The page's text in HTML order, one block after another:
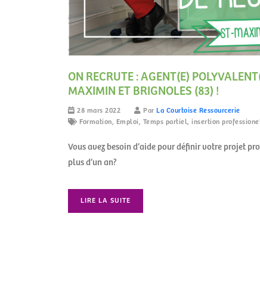
ON RECRUTE : AGENT(E)
MAXIMIN ET BRIGNOLES (83) !
28 mars 2022 Par La Courtoise Ressourcerie
Formation, Emploi, Temps partiel, insertion
Vous avez besoin d’aide pour définir votre projet
plus d’un an?
LIRE LA SUITE